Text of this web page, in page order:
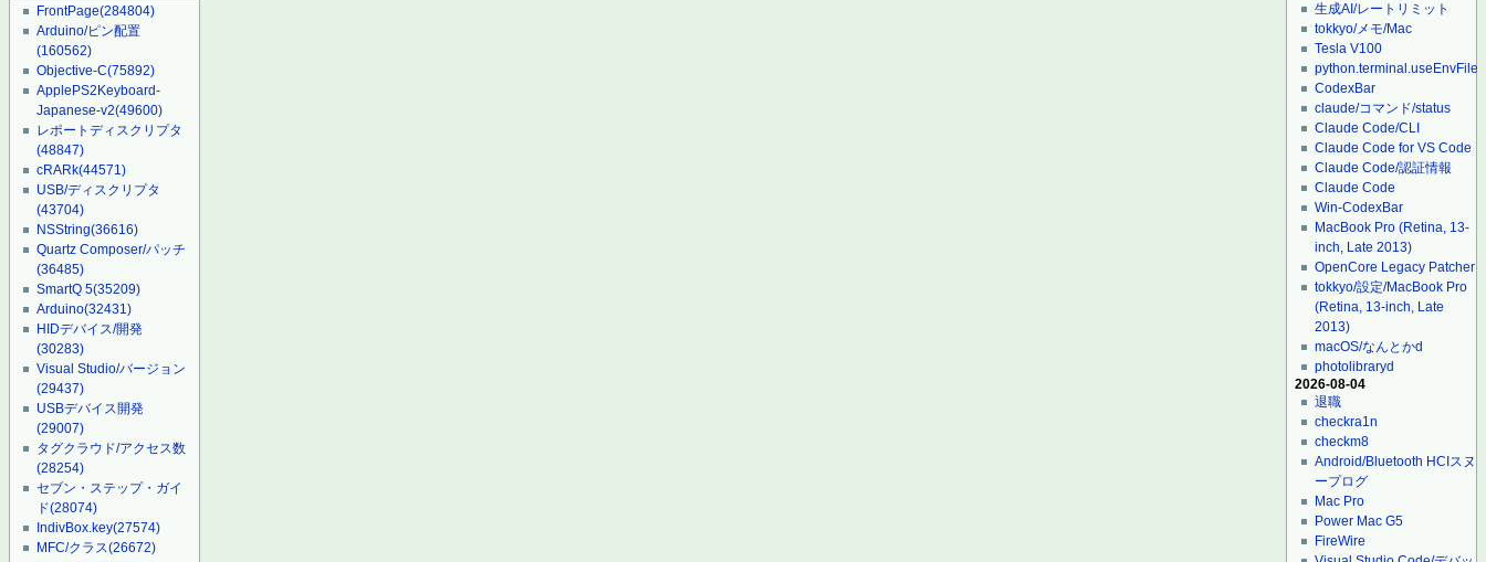
FrontPage(284804)
Arduino/ピン配置
(160562)
Objective-C(75892)
ApplePS2Keyboard-
Japanese-v2(49600)
レポートディスクリプタ
(48847)
cRARk(44571)
USB/ディスクリプタ
(43704)
NSString(36616)
Quartz Composer/パッチ
(36485)
SmartQ 5(35209)
Arduino(32431)
HIDデバイス/開発
(30283)
Visual Studio/バージョン
(29437)
USBデバイス開発
(29007)
タグクラウド/アクセス数
(28254)
セブン・ステップ・ガイ
ド(28074)
IndivBox.key(27574)
MFC/クラス(26672)
生成AI/レートリミット
tokkyo/メモ/Mac
Tesla V100
python.terminal.useEnvFile
CodexBar
claude/コマンド/status
Claude Code/CLI
Claude Code for VS Code
Claude Code/認証情報
Claude Code
Win-CodexBar
MacBook Pro (Retina, 13-
inch, Late 2013)
OpenCore Legacy Patcher
tokkyo/設定/MacBook Pro
(Retina, 13-inch, Late
2013)
macOS/なんとかd
photolibraryd
2026-08-04
退職
checkra1n
checkm8
Android/Bluetooth HCIスヌ
ープログ
Mac Pro
Power Mac G5
FireWire